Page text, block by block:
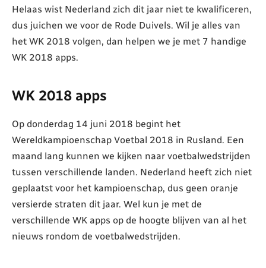
Helaas wist Nederland zich dit jaar niet te kwalificeren,
dus juichen we voor de Rode Duivels. Wil je alles van
het WK 2018 volgen, dan helpen we je met 7 handige
WK 2018 apps.
WK 2018 apps
Op donderdag 14 juni 2018 begint het
Wereldkampioenschap Voetbal 2018 in Rusland. Een
maand lang kunnen we kijken naar voetbalwedstrijden
tussen verschillende landen. Nederland heeft zich niet
geplaatst voor het kampioenschap, dus geen oranje
versierde straten dit jaar. Wel kun je met de
verschillende WK apps op de hoogte blijven van al het
nieuws rondom de voetbalwedstrijden.